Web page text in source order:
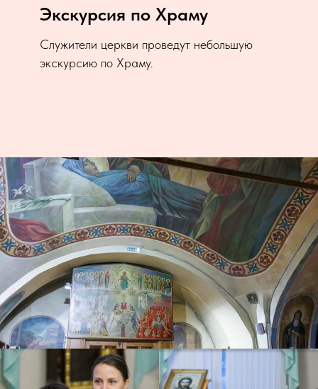
Экскурсия по Храму
Служители церкви проведут небольшую
экскурсию по Храму.